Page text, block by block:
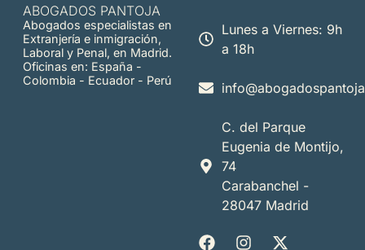
ABOGADOS PANTOJA
Abogados especialistas en
Extranjería e inmigración,
Laboral y Penal, en Madrid.
Oficinas en: España -
Colombia - Ecuador - Perú
Lunes a Viernes: 9h
a 18h
C. del Parque
Eugenia de Montijo,
74
Carabanchel -
28047 Madrid